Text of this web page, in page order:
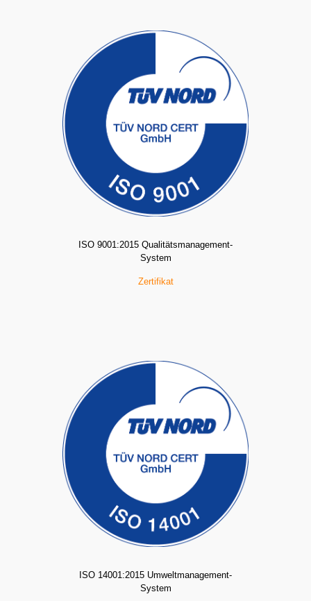
ISO 9001:2015 Qualitätsmanagement-
System
Zertifikat
ISO 14001:2015 Umweltmanagement-
System